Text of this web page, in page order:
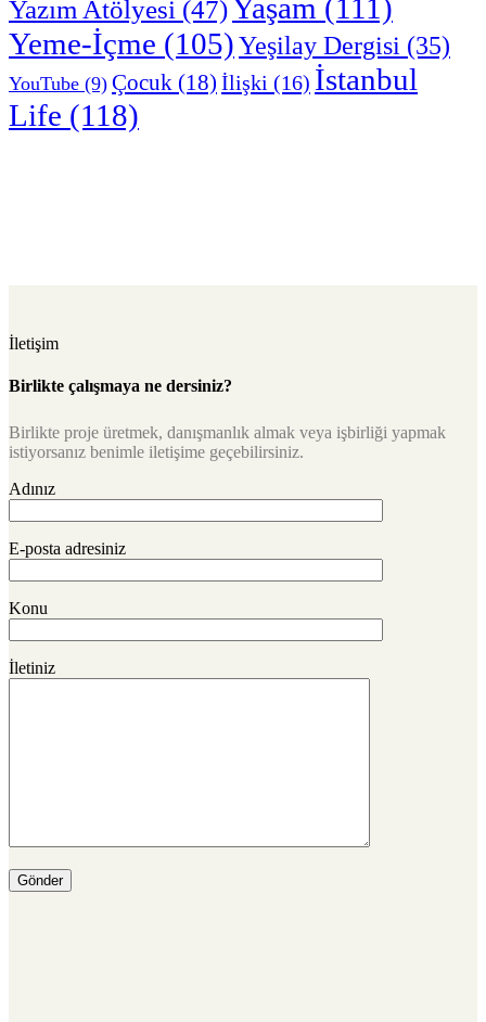
Yazım Atölyesi (47) Yaşam (111)
Yeme-İçme (105)Yeşilay Dergisi (35)
YouTube (9) Çocuk (18) İlişki (16) İstanbul
Life (118)
İletişim
Birlikte çalışmaya ne dersiniz?
Birlikte proje üretmek, danışmanlık almak veya işbirliği yapmak
istiyorsanız benimle iletişime geçebilirsiniz.
Adınız
E-posta adresiniz
Konu
İletiniz